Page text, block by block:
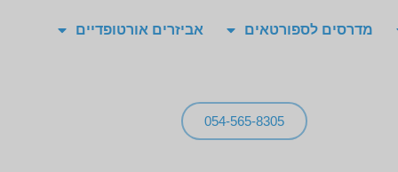
מדרסים לספורטאים אביזרים אורטופדיים
054-565-8305